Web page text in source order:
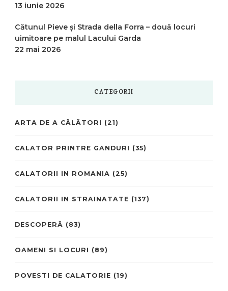
13 iunie 2026
Cătunul Pieve și Strada della Forra – două locuri
uimitoare pe malul Lacului Garda
22 mai 2026
CATEGORII
ARTA DE A CĂLĂTORI (21)
CALATOR PRINTRE GANDURI (35)
CALATORII IN ROMANIA (25)
CALATORII IN STRAINATATE (137)
DESCOPERĂ (83)
OAMENI SI LOCURI (89)
POVESTI DE CALATORIE (19)